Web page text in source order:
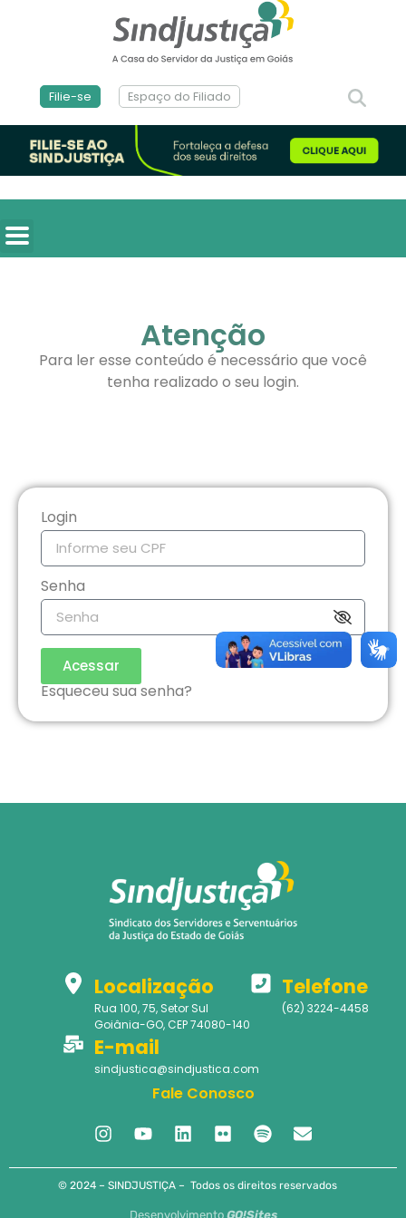
Filie-se Espaço do Filiado
Atenção
Para ler esse conteúdo é necessário que você
tenha realizado o seu login.
Login
Senha
Acessar
Esqueceu sua senha?
Localização
Rua 100, 75, Setor Sul
Goiânia-GO, CEP 74080-140
Telefone
(62) 3224-4458
E-mail
sindjustica@sindjustica.com
Fale Conosco
© 2024 – SINDJUSTIÇA – Todos os direitos reservados
Desenvolvimento GO!Sites